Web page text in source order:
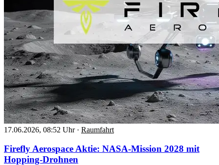
17.06.2026, 08:52 Uhr · Raumfahrt
Firefly Aerospace Aktie: NASA-Mission 2028 mit
Hopping-Drohnen